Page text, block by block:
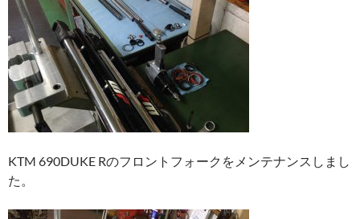
KTM 690DUKE Rのフロントフォークをメンテナンスしまし
た。